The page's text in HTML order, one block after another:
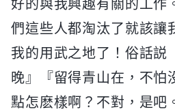
好的與我興趣有關的工作
們這些人都淘汰了就該讓
我的用武之地了！俗話説
晚』『留得青山在，不怕
點怎麽樣啊？不對，是吧